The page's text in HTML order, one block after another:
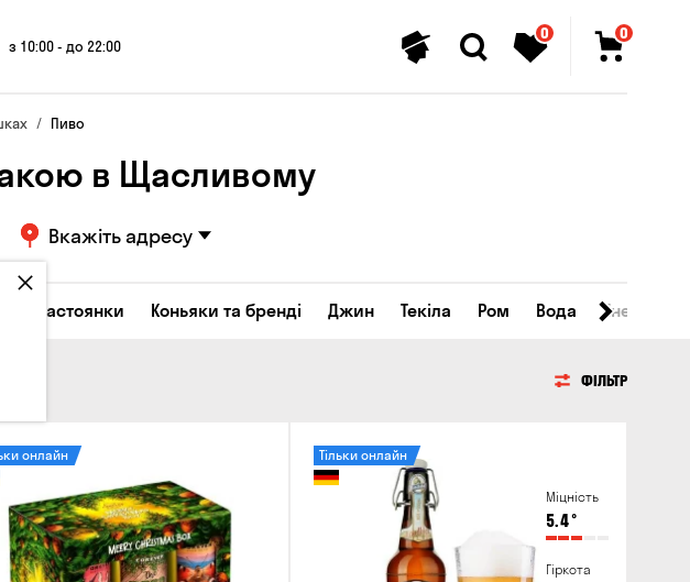
з 10:00 - до 22:00
0 0
Пиво
в Щасливому
Вкажіть адресу
та настоянки Коньяки та бренді Джин Текіла Ром Вода
ФІЛЬТР
онлайн
Міцність
5.4°
Гіркота
Тільки онлайн